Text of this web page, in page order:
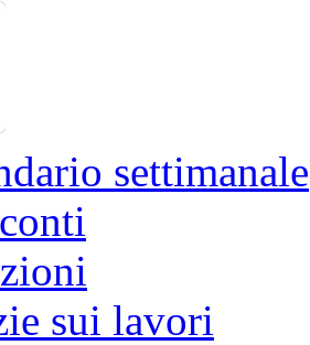
settimanale
sui lavori